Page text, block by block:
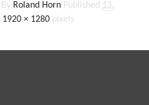
By Roland Horn Published 13.
1920 × 1280 pixels